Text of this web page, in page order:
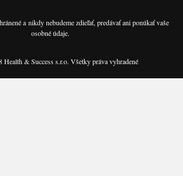
a nikdy nebudeme zdieľať, predávať ani ponúkať vaše
osobné údaje.
& Success s.r.o. Všetky práva vyhradené